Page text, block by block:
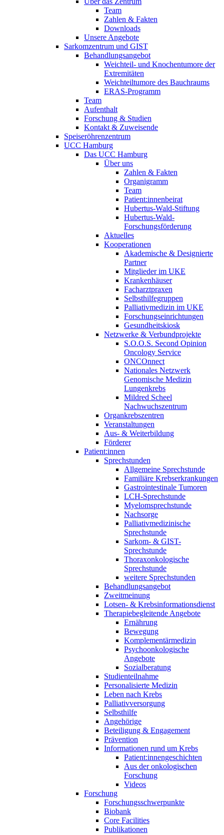
Team
Zahlen & Fakten
Downloads
Unsere Angebote
Sarkomzentrum und GIST
Behandlungsangebot
Weichteil- und Knochentumore der
Extremitäten
Weichteiltumore des Bauchraums
ERAS-Programm
Team
Aufenthalt
Forschung & Studien
Kontakt & Zuweisende
Speiseröhrenzentrum
UCC Hamburg
Das UCC Hamburg
Über uns
Zahlen & Fakten
Organigramm
Team
Patient:innenbeirat
Hubertus-Wald-Stiftung
Hubertus-Wald-
Forschungsförderung
Aktuelles
Kooperationen
Akademische & Designierte
Partner
Mitglieder im UKE
Krankenhäuser
Facharztpraxen
Selbsthilfegruppen
Palliativmedizin im UKE
Forschungseinrichtungen
Gesundheitskiosk
Netzwerke & Verbundprojekte
S.O.O.S. Second Opinion
Oncology Service
ONCOnnect
Nationales Netzwerk
Genomische Medizin
Lungenkrebs
Mildred Scheel
Nachwuchszentrum
Organkrebszentren
Veranstaltungen
Aus- & Weiterbildung
Förderer
Patient:innen
Sprechstunden
Allgemeine Sprechstunde
Familiäre Krebserkrankungen
Gastrointestinale Tumoren
LCH-Sprechstunde
Myelomsprechstunde
Nachsorge
Palliativmedizinische
Sprechstunde
Sarkom- & GIST-
Sprechstunde
Thoraxonkologische
Sprechstunde
weitere Sprechstunden
Behandlungsangebot
Zweitmeinung
Lotsen- & Krebsinformationsdienst
Therapiebegleitende Angebote
Ernährung
Bewegung
Komplementärmedizin
Psychoonkologische
Angebote
Sozialberatung
Studienteilnahme
Personalisierte Medizin
Leben nach Krebs
Palliativversorgung
Selbsthilfe
Angehörige
Beteiligung & Engagement
Prävention
Informationen rund um Krebs
Patient:innengeschichten
Aus der onkologischen
Forschung
Videos
Forschung
Forschungsschwerpunkte
Biobank
Core Facilities
Publikationen